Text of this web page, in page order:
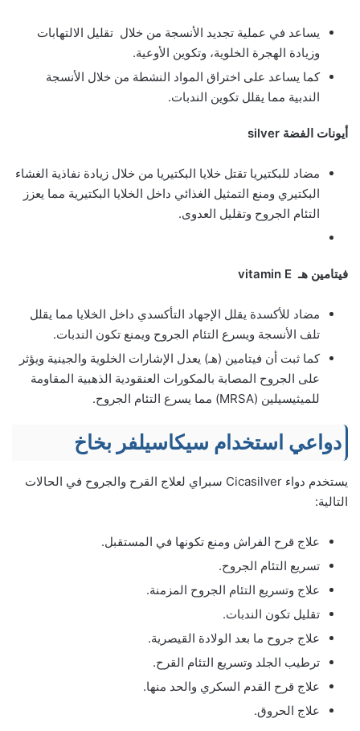
يساعد في عملية تجديد الأنسجة من خلال تقليل الالتهابات
وزيادة الهجرة الخلوية، وتكوين الأوعية.
كما يساعد على اختراق المواد النشطة من خلال الأنسجة
الندبية مما يقلل تكوين الندبات.
أيونات الفضة silver
مضاد للبكتيريا تقتل خلايا البكتيريا من خلال زيادة نفاذية الغشاء
البكتيري ومنع التمثيل الغذائي داخل الخلايا البكتيرية مما يعزز
التئام الجروح وتقليل العدوى.
فيتامين هـ vitamin E
مضاد للأكسدة يقلل الإجهاد التأكسدي داخل الخلايا مما يقلل
تلف الأنسجة ويسرع التئام الجروح ويمنع تكون الندبات.
كما ثبت أن فيتامين (هـ) يعدل الإشارات الخلوية والجينية ويؤثر
على الجروح المصابة بالمكورات العنقودية الذهبية المقاومة
للميثيسيلين (MRSA) مما يسرع التئام الجروح.
دواعي استخدام سيكاسيلفر بخاخ
يستخدم دواء Cicasilver سبراي لعلاج القرح والجروح في الحالات
التالية:
علاج قرح الفراش ومنع تكونها في المستقبل.
تسريع التئام الجروح.
علاج وتسريع التئام الجروح المزمنة.
تقليل تكون الندبات.
علاج جروح ما بعد الولادة القيصرية.
ترطيب الجلد وتسريع التئام القرح.
علاج قرح القدم السكري والحد منها.
علاج الحروق.